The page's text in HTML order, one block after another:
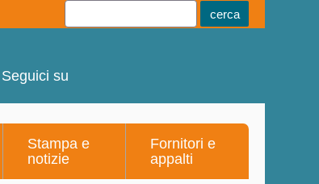
Seguici su
Stampa e
notizie
Fornitori e
appalti